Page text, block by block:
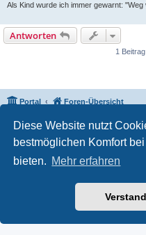
Diese Website nutzt
bestmöglichen Komfort
bieten. Mehr erfahren
Als Kind wurde ich immer gewarnt:
Antworten
1
Portal Foren-Übersicht
Powered byphpBB®
Deutsche